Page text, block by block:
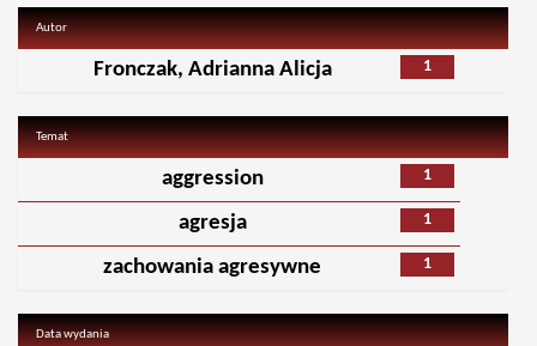
Autor
1
Fronczak, Adrianna Alicja
Temat
1
aggression
1
agresja
1
zachowania agresywne
Data wydania